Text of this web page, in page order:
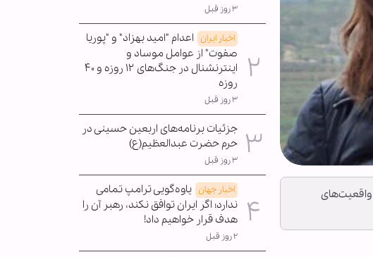
واقعیت‌های
۳ روز قبل
اخبار ایران اعدام "امید بهزاد" و "پوریا
صفوت" از عوامل موساد و
اینترنشنال در جنگ‌های ۱۲ روزه و ۴۰
روزه
۳ روز قبل
جزئیات برنامه‌های اربعین حسینی در
حرم حضرت عبدالعظیم(ع)
۳ روز قبل
اخبار جهان یاوه‌گویی ترامپ تمامی
ندارد؛ اگر ایران توافق نکند، رهبر آن را
هدف قرار خواهیم داد!
۲ روز قبل